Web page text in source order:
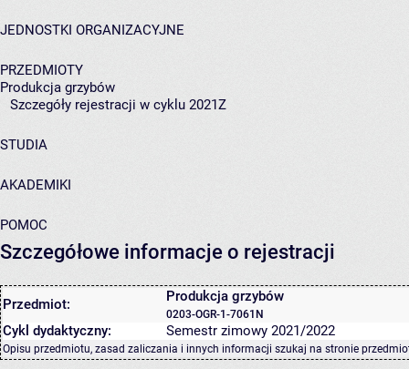
JEDNOSTKI ORGANIZACYJNE
PRZEDMIOTY
Produkcja grzybów
Szczegóły rejestracji w cyklu 2021Z
STUDIA
AKADEMIKI
POMOC
Szczegółowe informacje o rejestracji
Przedmiot: Produkcja grzybów
0203-OGR-1-7061N
Cykl dydaktyczny: Semestr zimowy 2021/2022
Opisu przedmiotu, zasad zaliczania i innych informacji szukaj na stronie